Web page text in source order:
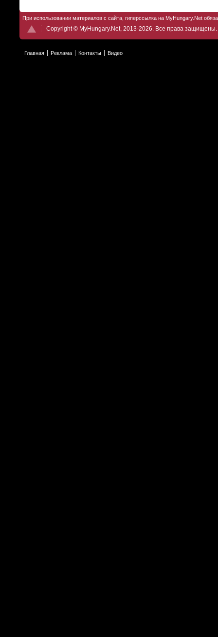
При использовании материалов с сайта, гиперссылка на MyHungary.Net
Copyright © MyHungary.Net, 2013-2026. Все права защищены.
Главная Реклама Контакты Видео